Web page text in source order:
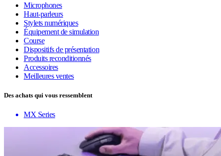
Microphones
Haut-parleurs
Stylets numériques
Équipement de simulation
Course
Dispositifs de présentation
Produits reconditionnés
Accessoires
Meilleures ventes
Des achats qui vous ressemblent
MX Series